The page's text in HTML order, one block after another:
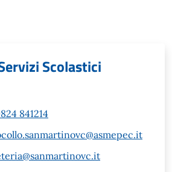
Scolastici
841214